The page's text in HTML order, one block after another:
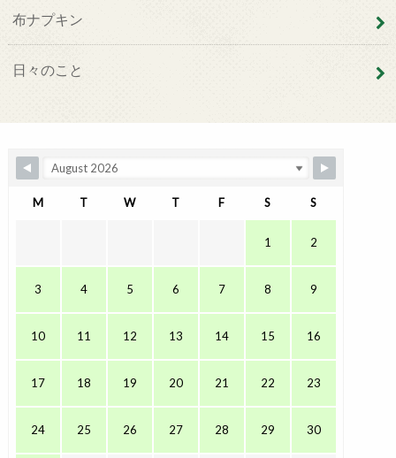
布ナプキン
日々のこと
M T W T F S S
1 2
3 4 5 6 7 8 9
10 11 12 13 14 15 16
17 18 19 20 21 22 23
24 25 26 27 28 29 30